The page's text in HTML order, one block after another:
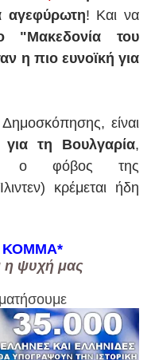
αγεφύρωτη! Και να
"Μακεδονία του
η πιο ευνοϊκή για
είναι
για τη Βουλγαρία,
ο φόβος της
κρέμεται ήδη
ΚΟΜΜΑ*
η ψυχή μας